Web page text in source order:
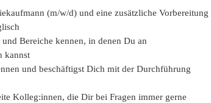
(m/w/d) und eine zusätzliche Vorbereitung
Bereiche kennen, in denen Du an
kannst
und beschäftigst Dich mit der Durchführung
Kolleg:innen, die Dir bei Fragen immer gerne